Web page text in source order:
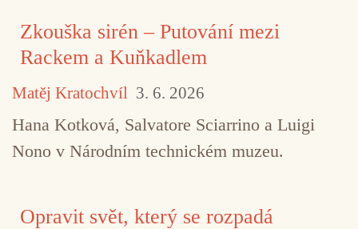
Zkouška sirén – Putování mezi
Rackem a Kuňkadlem
Matěj Kratochvíl 3. 6. 2026
Hana Kotková, Salvatore Sciarrino a Luigi
Nono v Národním technickém muzeu.
Opravit svět, který se rozpadá